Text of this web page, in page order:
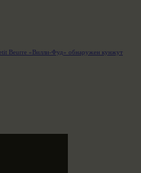
Beurre «Вилли-Фуд» обнаружен кунжут